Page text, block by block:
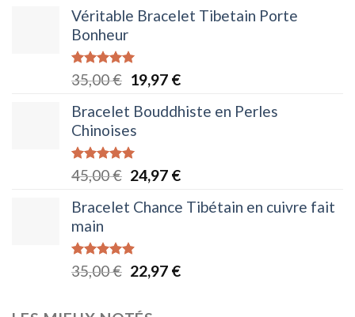
prix :
Véritable Bracelet Tibetain Porte
Bonheur
Note5.00
sur 5
35,00€ Le
initial
était :
35,00 €.
19,97 €Le
actuel
Bracelet Bouddhiste en Perles
Chinoises
Note5.00
sur 5
45,00€ Le
initial
45,00 €.
24,97 €Le
actuel
Bracelet Chance Tibétain en cuivre fait
main
Note4.88
sur 5
35,00€ Le
initial
22,97 €Le